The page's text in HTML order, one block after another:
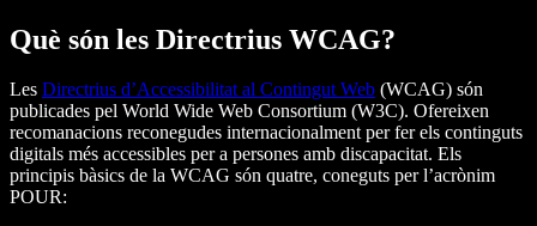
Què són les Directrius WCAG?
Les Directrius d’Accessibilitat al Contingut Web (WCAG) són
publicades pel World Wide Web Consortium (W3C). Ofereixen
recomanacions reconegudes internacionalment per fer els continguts
digitals més accessibles per a persones amb discapacitat. Els
principis bàsics de la WCAG són quatre, coneguts per l’acrònim
POUR: